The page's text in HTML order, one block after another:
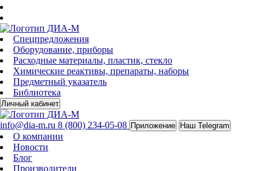
Спецпредложения
Оборудование, приборы
Расходные материалы, пластик, стекло
Химические реактивы, препараты, наборы
Предметный указатель
Библиотека
Личный кабинет
info@dia-m.ru 8 (800) 234-05-08 Приложение Наш Telegram
О компании
Новости
Блог
Производители